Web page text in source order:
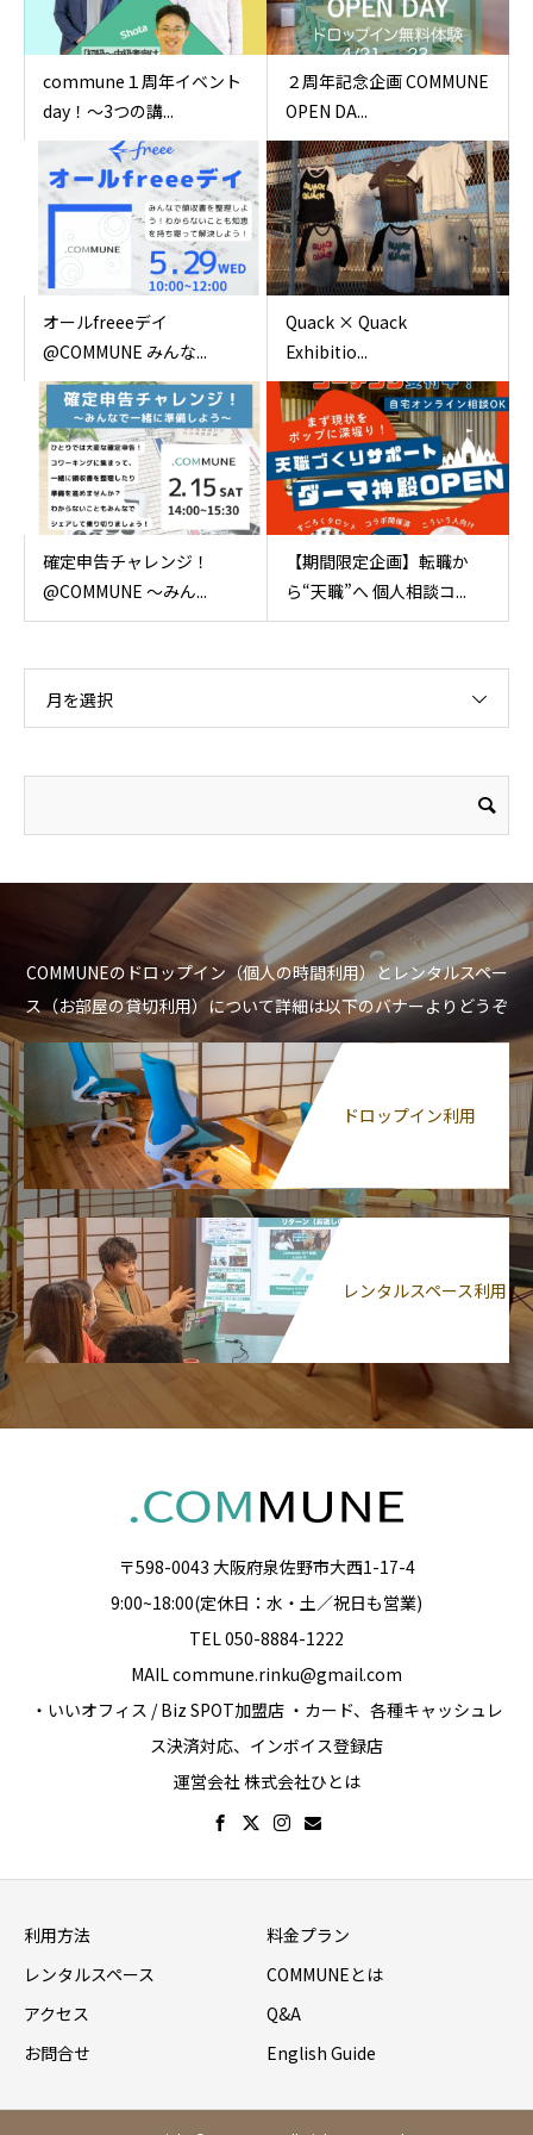
commune１周年イベント
day！〜3つの講...
２周年記念企画 COMMUNE
OPEN DA...
オールfreeeデイ
@COMMUNE みんな...
Quack × Quack
Exhibitio...
確定申告チャレンジ！
@COMMUNE 〜みん...
【期間限定企画】転職か
ら“天職”へ 個人相談コ...
月を選択
COMMUNEのドロップイン（個人の時間利用）とレンタルスペー
ス（お部屋の貸切利用）について詳細は以下のバナーよりどうぞ
ドロップイン利用
レンタルスペース利用
〒598-0043 大阪府泉佐野市大西1-17-4
9:00~18:00(定休日：水・土／祝日も営業)
TEL 050-8884-1222
MAIL commune.rinku@gmail.com
・いいオフィス / Biz SPOT加盟店 ・カード、各種キャッシュレ
ス決済対応、インボイス登録店
運営会社 株式会社ひとは
利用方法
料金プラン
レンタルスペース
COMMUNEとは
アクセス
Q&A
お問合せ
English Guide